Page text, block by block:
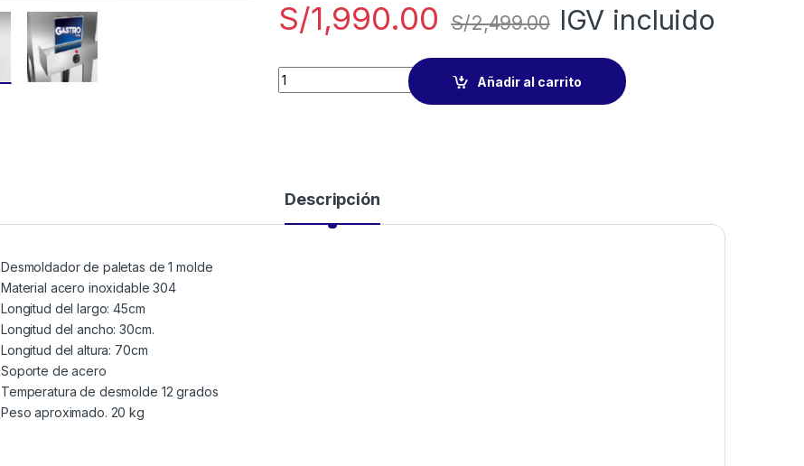
S/1,990.00 S/2,499.00 IGV incluido
Añadir al carrito
Descripción
Desmoldador de paletas de 1 molde
Material acero inoxidable 304
Longitud del largo: 45cm
Longitud del ancho: 30cm.
Longitud del altura: 70cm
Soporte de acero
Temperatura de desmolde 12 grados
Peso aproximado. 20 kg